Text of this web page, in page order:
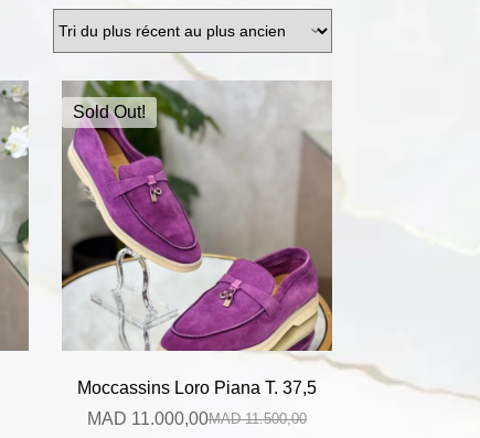
Sold Out!
Moccassins Loro Piana T. 37,5
MAD11.500,00
MAD 11.000,00